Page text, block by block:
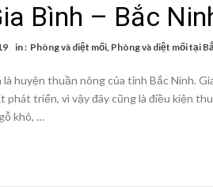
Bình – Bắc
in : Phòng và diệt mối, Phòng và diệt mối tại
là huyện thuần nông của tỉnh Bắc Ninh.
phát triển, vì vậy đây cũng là điều kiện
khô, …